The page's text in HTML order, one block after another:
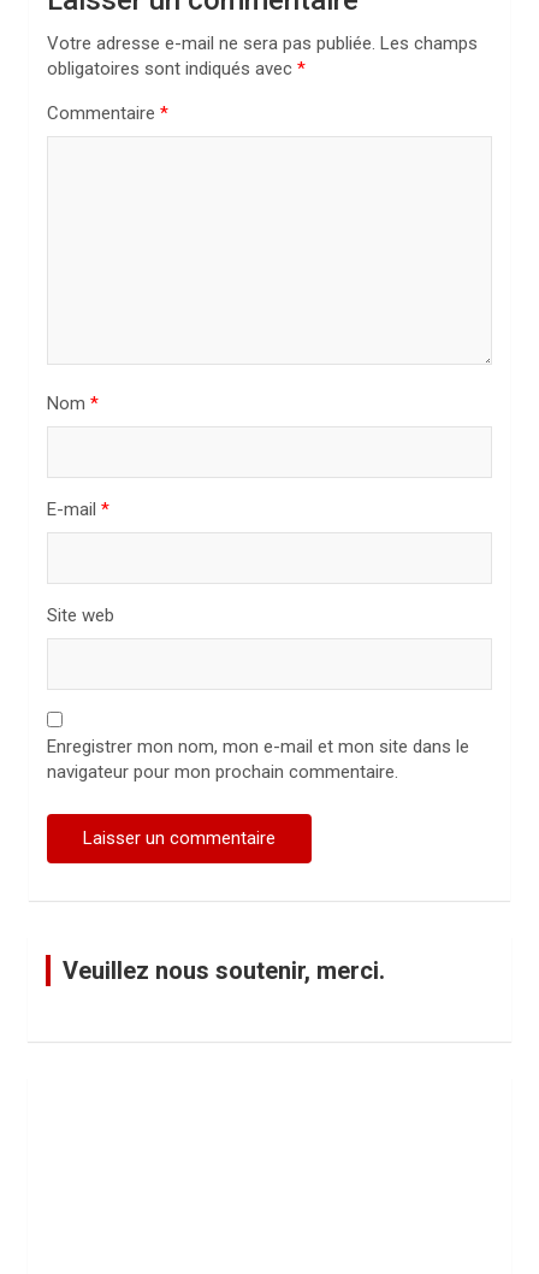
Votre adresse e-mail ne sera pas publiée. Les champs
obligatoires sont indiqués avec *
Commentaire *
Nom *
E-mail *
Site web
Enregistrer mon nom, mon e-mail et mon site dans le
navigateur pour mon prochain commentaire.
Veuillez nous soutenir, merci.